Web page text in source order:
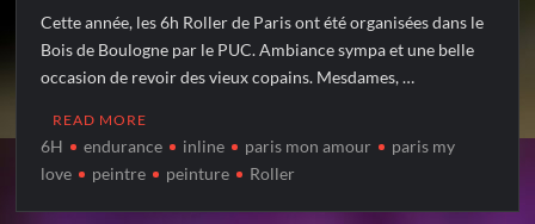
Cette année, les 6h Roller de Paris ont été organisées dans le
Bois de Boulogne par le PUC. Ambiance sympa et une belle
occasion de revoir des vieux copains. Mesdames, …
READ MORE
6H endurance inline paris mon amour
paris my
love
peintre peinture Roller